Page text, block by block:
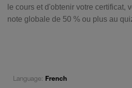
le cours et d'obtenir votre certificat,
note globale de 50 % ou plus au
Language: French